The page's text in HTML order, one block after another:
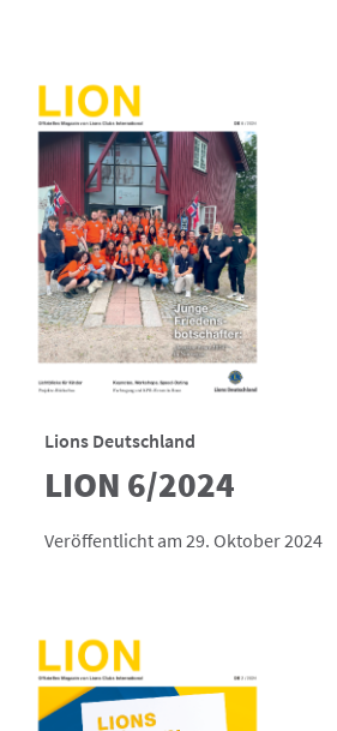
Lions Deutschland
LION 6/2024
Veröffentlicht am 29. Oktober 2024